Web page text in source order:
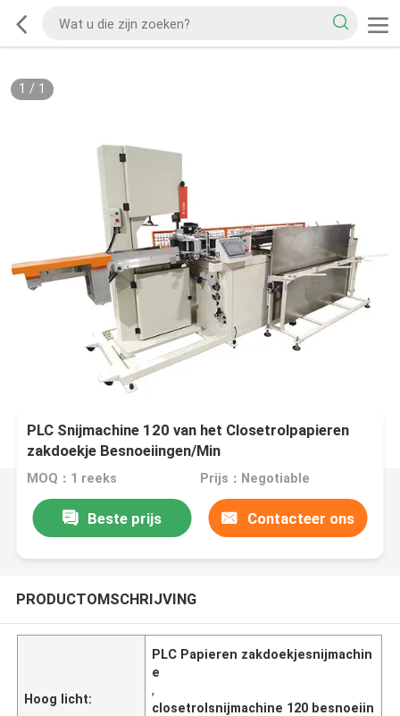
1 / 1
PLC Snijmachine 120 van het Closetrolpapieren
zakdoekje Besnoeiingen/Min
MOQ：1 reeks Prijs：Negotiable
Beste prijs Contacteer ons
PRODUCTOMSCHRIJVING
Hoog licht:
PLC Papieren zakdoekjesnijmachin
e
,
closetrolsnijmachine 120 besnoeiin